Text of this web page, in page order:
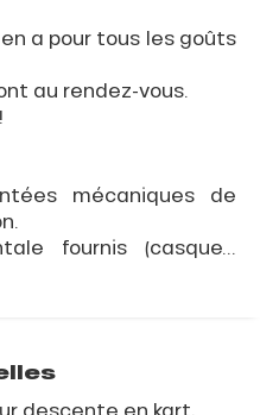
a pour tous les goûts
au rendez-vous.
mécaniques de
fournis (casque...